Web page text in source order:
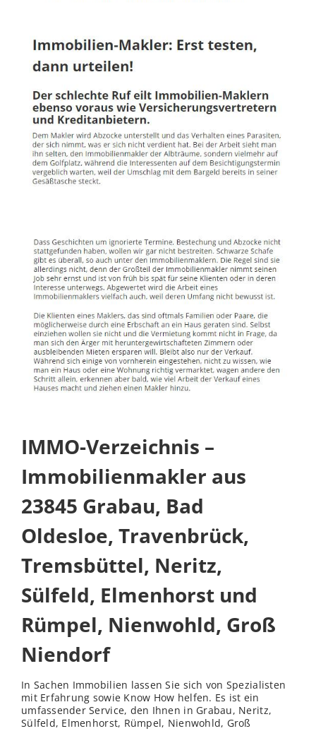
IMMO-Verzeichnis –
Immobilienmakler aus
23845 Grabau, Bad
Oldesloe, Travenbrück,
Tremsbüttel, Neritz,
Sülfeld, Elmenhorst und
Rümpel, Nienwohld, Groß
Niendorf
In Sachen Immobilien lassen Sie sich von Spezialisten
mit Erfahrung sowie Know How helfen. Es ist ein
umfassender Service, den Ihnen in Grabau, Neritz,
Sülfeld, Elmenhorst, Rümpel, Nienwohld, Groß